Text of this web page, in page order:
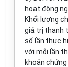
hoạt động
Khối lượng
giá trị thanh
số lần thực
với mỗi lần
khoản